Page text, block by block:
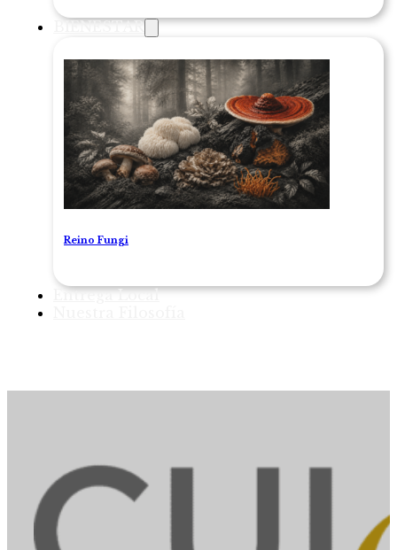
BIENESTAR
Reino Fungi
Entrega Local